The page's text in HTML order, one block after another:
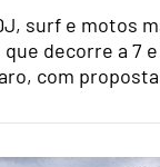
surf e motos
decorre a 7
com